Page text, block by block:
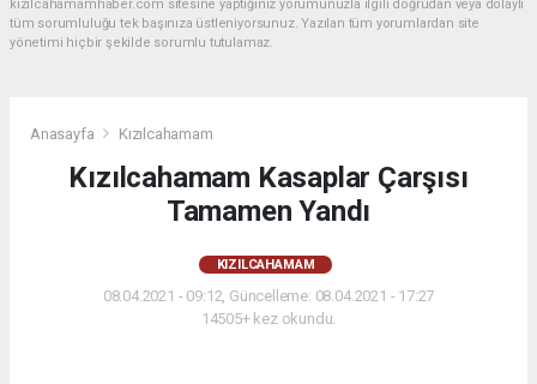
kizilcahamamhaber.com sitesine yaptığınız yorumunuzla ilgili doğrudan veya dolaylı
tüm sorumluluğu tek başınıza üstleniyorsunuz. Yazılan tüm yorumlardan site
yönetimi hiçbir şekilde sorumlu tutulamaz.
Anasayfa Kızılcahamam
Kızılcahamam Kasaplar Çarşısı
Tamamen Yandı
KIZILCAHAMAM
08.04.2021 - 09:12, Güncelleme: 08.04.2021 - 17:27
14505+ kez okundu.